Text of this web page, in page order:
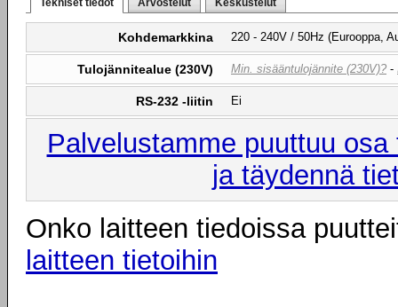
Tekniset tiedot Arvostelut Keskustelut
Kohdemarkkina 220 - 240V / 50Hz (Eurooppa,
Tulojännitealue (230V) Min. sisääntulojännite (230V)? -
RS-232 -liitin Ei
Palvelustamme puuttuu
ja täydennä
Onko laitteen tiedoissa
laitteen tietoihin